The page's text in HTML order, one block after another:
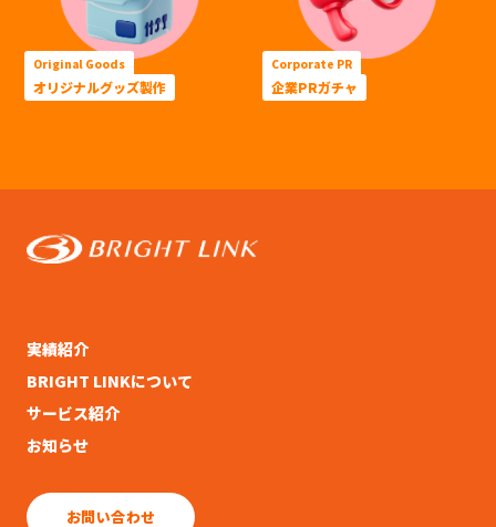
Original Goods
オリジナルグッズ製作
Corporate PR
企業PRガチャ
実績紹介
BRIGHT LINKについて
サービス紹介
お知らせ
お問い合わせ